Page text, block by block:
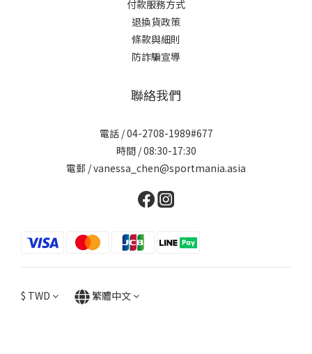
付款服務方式
退換貨政策
條款與細則
防詐騙宣導
聯絡我們
電話 / 04-2708-1989#677
時間 / 08:30-17:30
電郵 / vanessa_chen@sportmania.asia
$ TWD 繁體中文